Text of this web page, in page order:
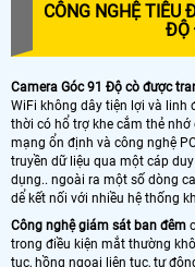
CÔNG NGHỆ TIÊU
ĐỘ
Camera Góc 91 Độ cò được
WiFi không dây tiện lợi và linh
thời có hổ trợ khe cắm thẻ
mạng ổn định và công nghệ
truyền dữ liệu qua một cáp
dụng.. ngoài ra một số dòng
dể kết nối với nhiều hệ thống
Công nghệ giám sát ban đêm
trong điều kiện mắt thường
tục, hồng ngoại liên tục, tự